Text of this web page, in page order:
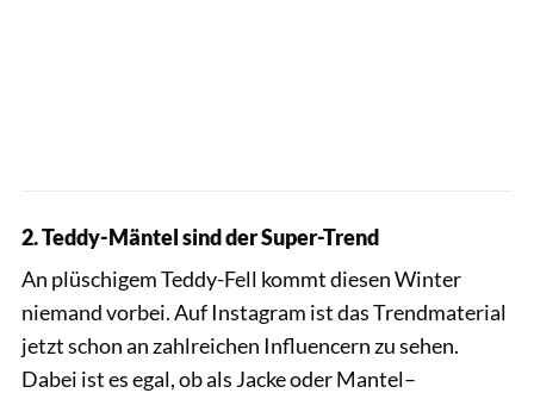
2. Teddy-Mäntel sind der Super-Trend
An plüschigem Teddy-Fell kommt diesen Winter
niemand vorbei. Auf Instagram ist das Trendmaterial
jetzt schon an zahlreichen Influencern zu sehen.
Dabei ist es egal, ob als Jacke oder Mantel–